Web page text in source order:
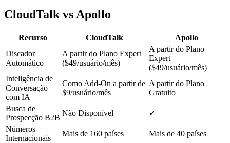
CloudTalk vs Apollo
Recurso CloudTalk
Apollo
Discador
Automático
A partir do Plano Expert
($49/usuário/mês)
A partir do Plano
Expert
($49/usuário/mês)
Inteligência de
Conversação
com IA
Como Add-On a partir de
$9/usuário/mês
A partir do Plano
Gratuito
Busca de
Prospecção B2B
Não Disponível
✓
Números
Internacionais
Mais de 160 países
Mais de 40 países